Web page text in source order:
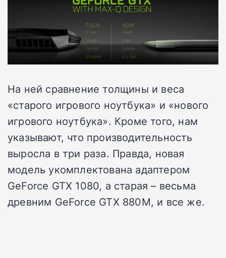
На ней сравнение толщины и веса
«старого игрового ноутбука» и «нового
игрового ноутбука». Кроме того, нам
указывают, что производительность
выросла в три раза. Правда, новая
модель укомплектована адаптером
GeForce GTX 1080, а старая – весьма
древним GeForce GTX 880M, и все же.